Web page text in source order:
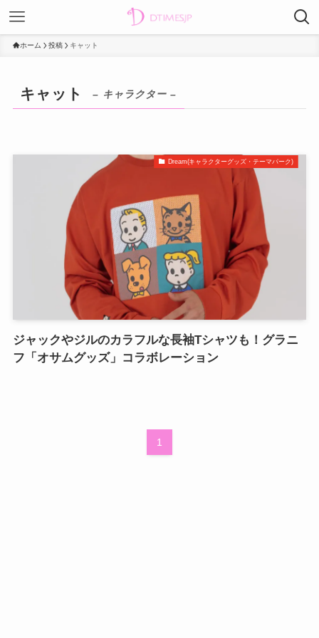
ホーム 投稿 キャット
キャット – キャラクター –
Dream(キャラクターグッズ・テーマパーク)
ジャックやジルのカラフルな長袖Tシャツも！グラニ
フ「オサムグッズ」コラボレーション
1